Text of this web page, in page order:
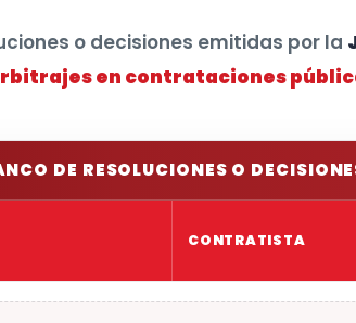
o decisiones emitidas por la
en contrataciones
DE RESOLUCIONES O
CONTRATISTA